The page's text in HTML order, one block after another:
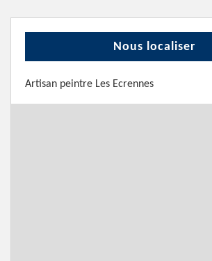
Nous localiser
Artisan peintre Les Ecrennes